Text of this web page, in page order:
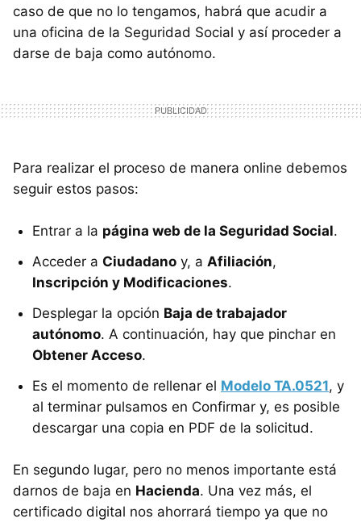
caso de que no lo tengamos, habrá que acudir a
una oficina de la Seguridad Social y así proceder a
darse de baja como autónomo.
Para realizar el proceso de manera online debemos
seguir estos pasos:
Entrar a la página web de la Seguridad Social.
Acceder a Ciudadano y, a Afiliación,
Inscripción y Modificaciones.
Desplegar la opción Baja de trabajador
autónomo. A continuación, hay que pinchar en
Obtener Acceso.
Es el momento de rellenar el Modelo TA.0521, y
al terminar pulsamos en Confirmar y, es posible
descargar una copia en PDF de la solicitud.
En segundo lugar, pero no menos importante está
darnos de baja en Hacienda. Una vez más, el
certificado digital nos ahorrará tiempo ya que no